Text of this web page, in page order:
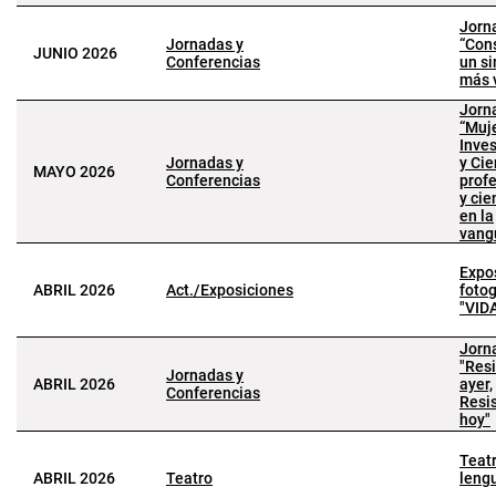
JUNIO 2026
Jornadas y
Conferencias
un
más
MAYO 2026
Jornadas y
Conferencias
y
y
en la
ABRIL 2026 Act./Exposiciones
ABRIL 2026
Jornadas y
Conferencias
ayer,
hoy"
ABRIL 2026 Teatro